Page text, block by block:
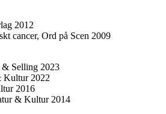
2012
cancer, Ord på Scen 2009
& Selling 2023
Kultur 2022
2016
& Kultur 2014